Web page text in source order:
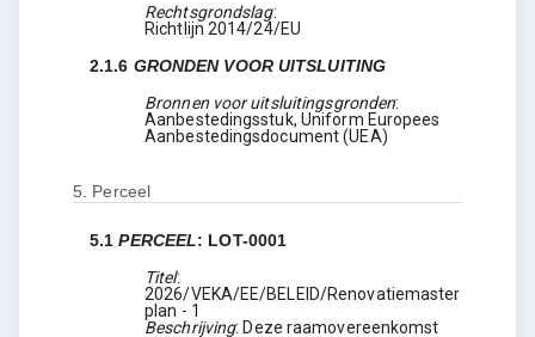
Rechtsgrondslag:
Richtlijn 2014/24/EU
2.1.6 GRONDEN VOOR UITSLUITING
Bronnen voor uitsluitingsgronden:
Aanbestedingsstuk, Uniform Europees
Aanbestedingsdocument (UEA)
5. Perceel
5.1PERCEEL: LOT-0001
Titel:
2026/VEKA/EE/BELEID/Renovatiemaster
plan - 1
Beschrijving: Deze raamovereenkomst